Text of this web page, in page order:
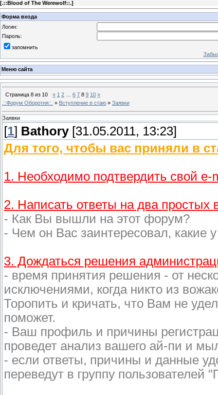
[.::Blood of The Werewolf::.]
Форма входа
Логин:
Пароль:
запомнить
Меню сайта
Страница 8 из 10 « 1 2 6 7 8 9 10 »
.::Форум Оборотня::. » Вступление в стаю » Заявки
Заявки
[1] Bathory[31.05.2011, 13:23]
Для того, чтобы вас приняли в
1. Необходимо подтвердить свой e-
2. Написать ответы на два простых
- Как Вы вышли на этот форум?
- Чем он Вас заинтересовал, какие
3. Дождаться решения
- время принятия решения - от
исключениями, когда никто из
Торопить и кричать, что Вам не
поможет.
- Ваш профиль и причины
проведет анализ вашего ай-пи и
- если ответы, причины и данные
переведут в группу пользователей